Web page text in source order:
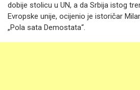
dobije stolicu u UN, a da Srbija istog
Evropske unije, ocijenio je istoričar
„Pola sata Demostata“.